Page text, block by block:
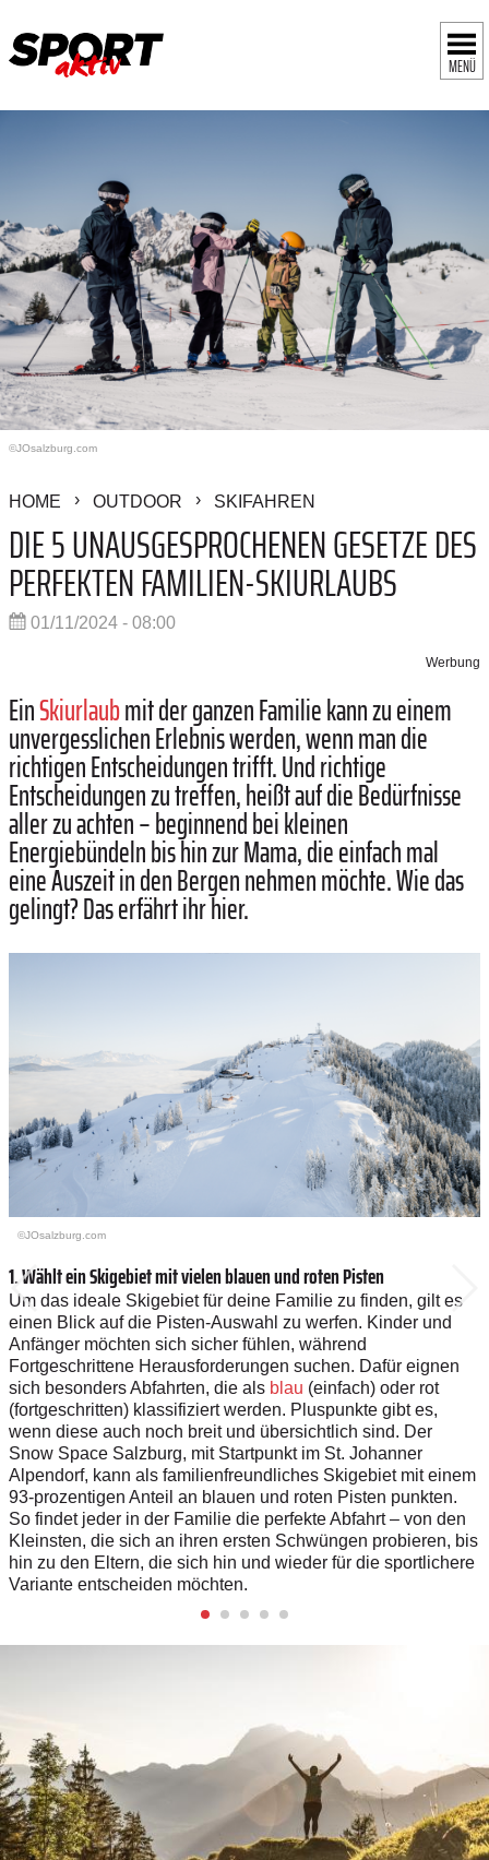
MENÜ
©JOsalzburg.com
HOME OUTDOOR SKIFAHREN
DIE 5 UNAUSGESPROCHENEN GESETZE DES
PERFEKTEN FAMILIEN-SKIURLAUBS
01/11/2024 - 08:00
Werbung
EinSkiurlaubmit der ganzen Familie kann zu einem
unvergesslichen Erlebnis werden, wenn man die
richtigen Entscheidungen trifft. Und richtige
Entscheidungen zu treffen, heißt auf die Bedürfnisse
aller zu achten – beginnend bei kleinen
Energiebündeln bis hin zur Mama, die einfach mal
eine Auszeit in den Bergen nehmen möchte. Wie das
gelingt? Das erfährt ihr hier.
©JOsalzburg.com
1. Wählt ein Skigebiet mit vielen blauen und roten Pisten
Um das ideale Skigebiet für deine Familie zu finden, gilt es
einen Blick auf die Pisten-Auswahl zu werfen. Kinder und
Anfänger möchten sich sicher fühlen, während
Fortgeschrittene Herausforderungen suchen. Dafür eignen
sich besonders Abfahrten, die als blau (einfach) oder rot
(fortgeschritten) klassifiziert werden. Pluspunkte gibt es,
wenn diese auch noch breit und übersichtlich sind. Der
Snow Space Salzburg, mit Startpunkt im St. Johanner
Alpendorf, kann als familienfreundliches Skigebiet mit einem
93-prozentigen Anteil an blauen und roten Pisten punkten.
So findet jeder in der Familie die perfekte Abfahrt – von den
Kleinsten, die sich an ihren ersten Schwüngen probieren, bis
hin zu den Eltern, die sich hin und wieder für die sportlichere
Variante entscheiden möchten.